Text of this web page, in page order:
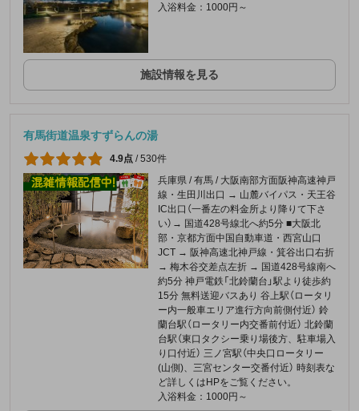
入浴料金：1000円～
施設情報を見る
有馬街道温泉すずらんの湯
4.9点 /530件
兵庫県 / 有馬 / 大阪南部方面阪神高速神戸
線・生田川出口 → 山麓バイパス・天王谷
IC出口（一番左の料金所より降りて下さ
い）→ 国道428号線北へ約5分 ■大阪北
部・京都方面中国自動車道・西宮山口
JCT → 阪神高速北神戸線・箕谷出口右折
→ 梅木谷交差点左折 → 国道428号線南へ
約5分 神戸電鉄「北鈴蘭台」駅より徒歩約
15分 無料送迎バスあり 谷上駅（ロータリ
ー内一般車エリア進行方向前側付近） 鈴
蘭台駅（ロータリー内交番前付近） 北鈴蘭
台駅（東口タクシー乗り場後方、駐車場入
り口付近） 三ノ宮駅（中央口ロータリー
(山側)、三宮センター交番付近） 時刻表な
ど詳しくはHPをご覧ください。
入浴料金：1000円～